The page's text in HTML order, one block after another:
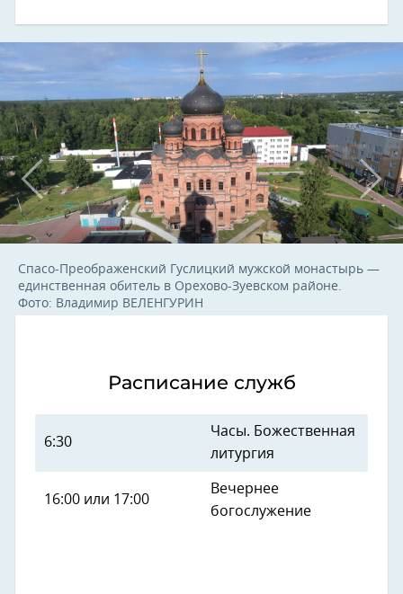
Спасо-Преображенский Гуслицкий мужской монастырь —
единственная обитель в Орехово-Зуевском районе.
Фото: Владимир ВЕЛЕНГУРИН
Расписание служб
6:30
Часы. Божественная
литургия
16:00 или 17:00
Вечернее
богослужение